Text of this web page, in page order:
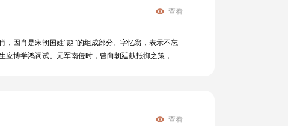
查看
因肖是宋朝国姓“赵”的组成部分。字忆翁，表示不忘
应博学鸿词试。元军南侵时，曾向朝廷献抵御之策，未
查看